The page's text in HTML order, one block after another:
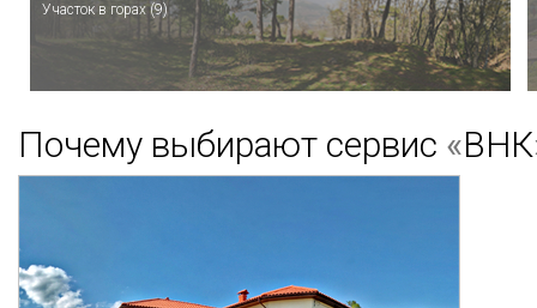
Участок в горах (9)
Почему выбирают сервис «ВНК